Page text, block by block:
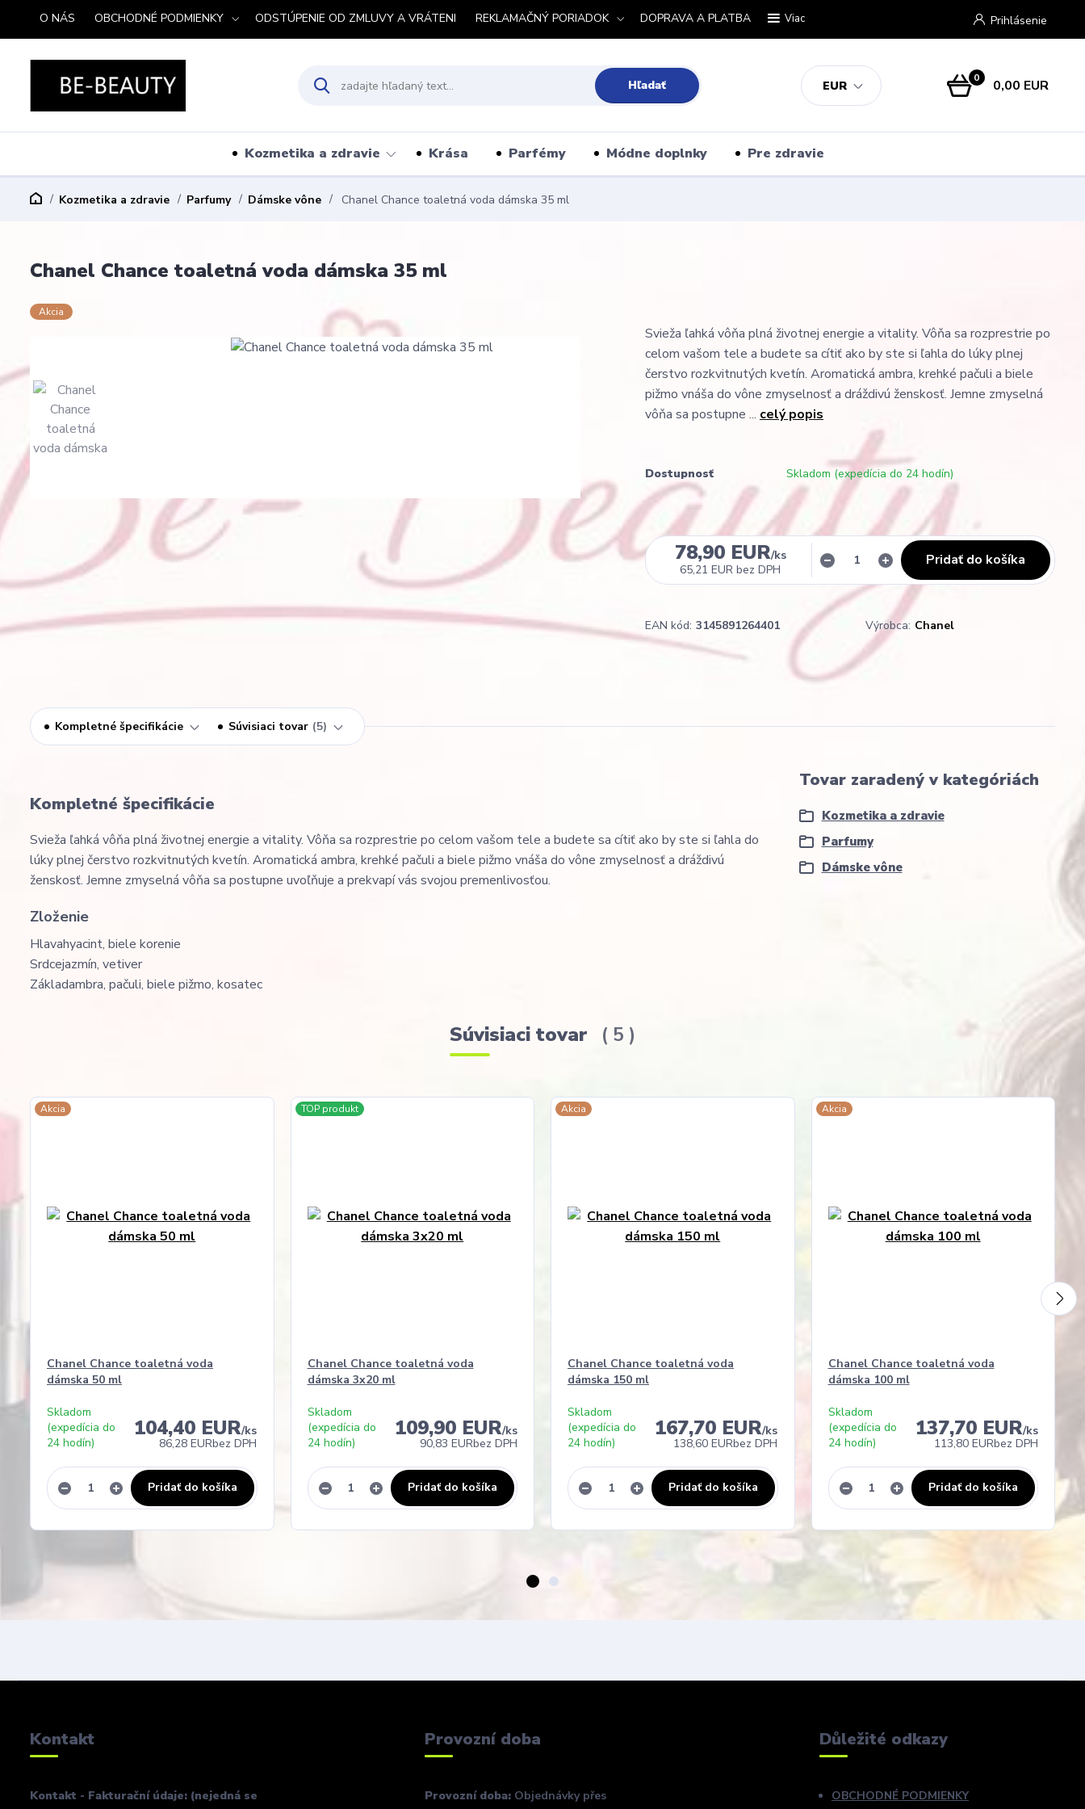
O NÁS OBCHODNÉ PODMIENKY ODSTÚPENIE OD ZMLUVY A VRÁTENI REKLAMAČNÝ PORIADOK DOPRAVA A PLATBA Viac
EUR
Prihlásenie
Hľadať 0 0,00 EUR
Kozmetika a zdravie Krása Parfémy Módne doplnky Pre zdravie
Kozmetika a zdravie Parfumy Dámske vône Chanel Chance toaletná voda dámska 35 ml
Chanel Chance toaletná voda dámska 35 ml
Akcia
Svieža ľahká vôňa plná životnej energie a vitality. Vôňa sa rozprestrie po
celom vašom tele a budete sa cítiť ako by ste si ľahla do lúky plnej
čerstvo rozkvitnutých kvetín. Aromatická ambra, krehké pačuli a biele
pižmo vnáša do vône zmyselnosť a dráždivú ženskosť. Jemne zmyselná
vôňa sa postupne ... celý popis
Dostupnosť Skladom (expedícia do 24 hodín)
78,90 EUR/ks
65,21 EUR bez DPH
Pridať do košíka
EAN kód: 3145891264401 Výrobca: Chanel
Kompletné špecifikácie Súvisiaci tovar 5
Kompletné špecifikácie
Svieža ľahká vôňa plná životnej energie a vitality. Vôňa sa rozprestrie po celom vašom tele a budete sa cítiť ako by ste si ľahla do
lúky plnej čerstvo rozkvitnutých kvetín. Aromatická ambra, krehké pačuli a biele pižmo vnáša do vône zmyselnosť a dráždivú
ženskosť. Jemne zmyselná vôňa sa postupne uvoľňuje a prekvapí vás svojou premenlivosťou.
Zloženie
Hlavahyacint, biele korenie
Srdcejazmín, vetiver
Základambra, pačuli, biele pižmo, kosatec
Tovar zaradený v kategóriách
Kozmetika a zdravie
Parfumy
Dámske vône
Súvisiaci tovar 5
Akcia
Chanel Chance toaletná voda
dámska 50 ml
104,40 EUR/ks
86,28 EURbez DPH
Skladom
(expedícia do
24 hodín)
Pridať do košíka
TOP produkt
Chanel Chance toaletná voda
dámska 3x20 ml
109,90 EUR/ks
90,83 EURbez DPH
Skladom
(expedícia do
24 hodín)
Pridať do košíka
Akcia
Chanel Chance toaletná voda
dámska 150 ml
167,70 EUR/ks
138,60 EURbez DPH
Skladom
(expedícia do
24 hodín)
Pridať do košíka
Akcia
Chanel Chance toaletná voda
dámska 100 ml
137,70 EUR/ks
113,80 EURbez DPH
Skladom
(expedícia do
24 hodín)
Pridať do košíka
Kontakt
Kontakt - Fakturační údaje: (nejedná se
Provozní doba
Provozní doba: Objednávky přes
Důležité odkazy
OBCHODNÉ PODMIENKY